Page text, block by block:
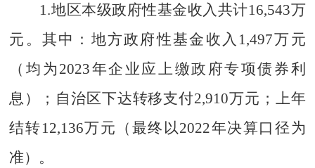
1.地区本级政府性基金收入共计16,543万
元。其中：地方政府性基金收入 1,497万元
（均为 2023年企业应上缴政府专项债券利
息）
；自治区下达转移支付2,910万元 ；
上年
结转12,136万元（最终以2022年决算口径为
准）。